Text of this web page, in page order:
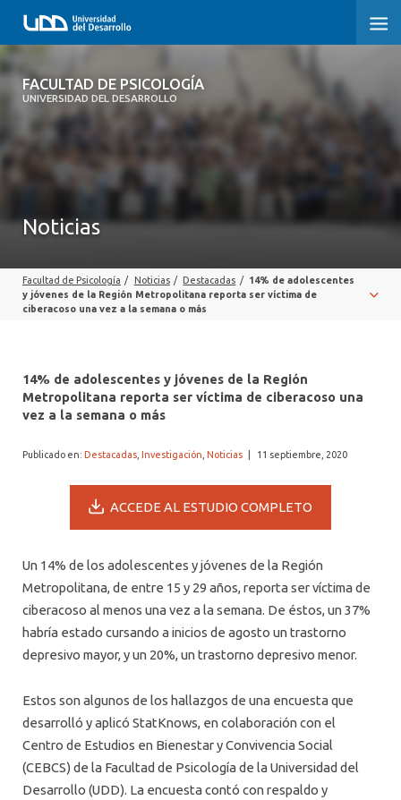
FACULTAD DE PSICOLOGÍA
UNIVERSIDAD DEL DESARROLLO
FACULTAD DE PSICOLOGÍA
POSTGRADOS Y EDUCACIÓN CONTINUA
ALUMNI PSICOLOGÍA UDD
Noticias
Facultad de Psicología / Noticias / Destacadas /
14% de adolescentes
y jóvenes de la Región Metropolitana reporta ser víctima de
ciberacoso una vez a la semana o más
14% de adolescentes y jóvenes de la Región
Metropolitana reporta ser víctima de ciberacoso una
vez a la semana o más
Publicado en: Destacadas Investigación Noticias 11 septiembre, 2020
ACCEDE AL ESTUDIO COMPLETO
Un 14% de los adolescentes y jóvenes de la Región
Metropolitana, de entre 15 y 29 años, reporta ser víctima de
ciberacoso al menos una vez a la semana. De éstos, un 37%
habría estado cursando a inicios de agosto un trastorno
depresivo mayor, y un 20%, un trastorno depresivo menor.
Estos son algunos de los hallazgos de una encuesta que
desarrolló y aplicó StatKnows, en colaboración con el
Centro de Estudios en Bienestar y Convivencia Social
(CEBCS) de la Facultad de Psicología de la Universidad del
Desarrollo (UDD). La encuesta contó con respaldo y